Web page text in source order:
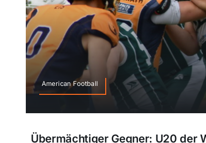
American Football
Übermächtiger Gegner: U20 der